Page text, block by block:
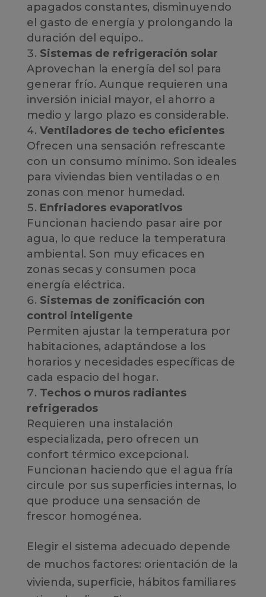
apagados constantes, disminuyendo
el gasto de energía y prolongando la
duración del equipo..
Sistemas de refrigeración solar
Aprovechan la energía del sol para
generar frío. Aunque requieren una
inversión inicial mayor, el ahorro a
medio y largo plazo es considerable.
Ventiladores de techo eficientes
Ofrecen una sensación refrescante
con un consumo mínimo. Son ideales
para viviendas bien ventiladas o en
zonas con menor humedad.
Enfriadores evaporativos
Funcionan haciendo pasar aire por
agua, lo que reduce la temperatura
ambiental. Son muy eficaces en
zonas secas y consumen poca
energía eléctrica.
Sistemas de zonificación con
control inteligente
Permiten ajustar la temperatura por
habitaciones, adaptándose a los
horarios y necesidades específicas de
cada espacio del hogar.
Techos o muros radiantes
refrigerados
Requieren una instalación
especializada, pero ofrecen un
confort térmico excepcional.
Funcionan haciendo que el agua fría
circule por sus superficies internas, lo
que produce una sensación de
frescor homogénea.
Elegir el sistema adecuado depende
de muchos factores: orientación de la
vivienda, superficie, hábitos familiares